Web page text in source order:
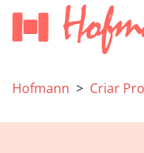
Hofmann Criar